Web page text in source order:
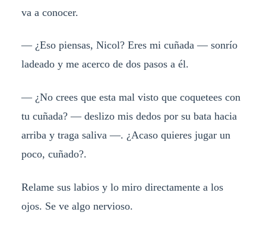
va a conocer.
— ¿Eso piensas, Nicol? Eres mi cuñada — sonrío
ladeado y me acerco de dos pasos a él.
— ¿No crees que esta mal visto que coquetees con
tu cuñada? — deslizo mis dedos por su bata hacia
arriba y traga saliva —. ¿Acaso quieres jugar un
poco, cuñado?.
Relame sus labios y lo miro directamente a los
ojos. Se ve algo nervioso.